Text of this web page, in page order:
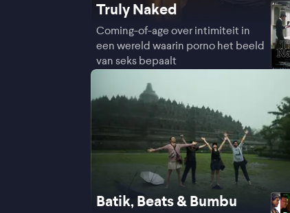
Truly Naked
Coming-of-age over intimiteit in
een wereld waarin porno het beeld
van seks bepaalt
Batik, Beats & Bumbu